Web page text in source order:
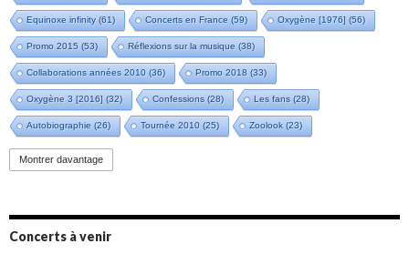
Equinoxe infinity(61) Concerts en France (59) Oxygène [1976] (56)
Promo 2015 (53) Réflexions sur la musique (38)
Collaborations années 2010 (36) Promo 2018 (33)
Oxygène 3 [2016] (32) Confessions (28) Les fans (28)
Autobiographie (26) Tournée 2010 (25) Zoolook (23)
Promo 2019(23)
Groupe de Recherche Musicale
Montrer davantage
Concerts à venir